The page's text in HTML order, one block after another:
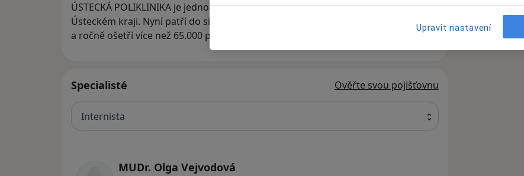
ÚSTECKÁ POLIKLINIKA je jedno z největších soukromých ambulantních zařízení v
Ústeckém kraji. Nyní patří do silné zdravotnické skupiny EUROCLINICUM GROUP
a ročně ošetří více než 65.000 pacientů.
Specialisté Ověřte svou pojišťovnu
Internista
MUDr. Olga Vejvodová
Upravit nastavení